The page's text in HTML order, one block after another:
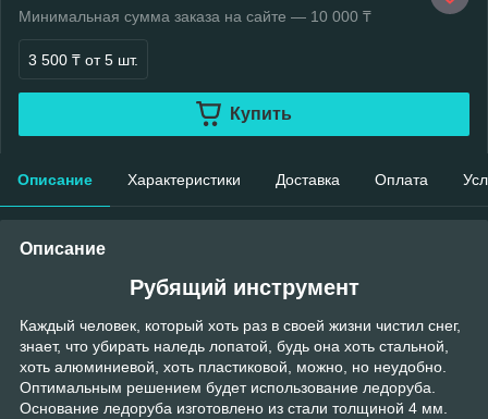
Минимальная сумма заказа на сайте — 10 000 ₸
3 500 ₸ от 5 шт.
Купить
Описание Характеристики Доставка Оплата
Описание
Рубящий инструмент
Каждый человек, который хоть раз в своей жизни чистил снег,
знает, что убирать наледь лопатой, будь она хоть стальной,
хоть алюминиевой, хоть пластиковой, можно, но неудобно.
Оптимальным решением будет использование ледоруба.
Основание ледоруба изготовлено из стали толщиной 4 мм.